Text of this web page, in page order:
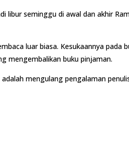
seminggu di awal dan akhir
luar biasa. Kesukaannya pada
mengembalikan buku pinjaman.
mengulang pengalaman